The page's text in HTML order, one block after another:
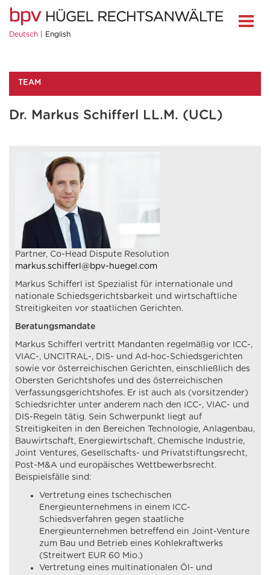
Deutsch English
TEAM
Dr. Markus Schifferl LL.M. (UCL)
Partner, Co-Head Dispute Resolution
markus.schifferl@bpv-huegel.com
Markus Schifferl ist Spezialist für internationale und
nationale Schiedsgerichtsbarkeit und wirtschaftliche
Streitigkeiten vor staatlichen Gerichten.
Beratungsmandate
Markus Schifferl vertritt Mandanten regelmäßig vor ICC-,
VIAC-, UNCITRAL-, DIS- und Ad-hoc-Schiedsgerichten
sowie vor österreichischen Gerichten, einschließlich des
Obersten Gerichtshofes und des österreichischen
Verfassungsgerichtshofes. Er ist auch als (vorsitzender)
Schiedsrichter unter anderem nach den ICC-, VIAC- und
DIS-Regeln tätig. Sein Schwerpunkt liegt auf
Streitigkeiten in den Bereichen Technologie, Anlagenbau,
Bauwirtschaft, Energiewirtschaft, Chemische Industrie,
Joint Ventures, Gesellschafts- und Privatstiftungsrecht,
Post-M&A und europäisches Wettbewerbsrecht.
Beispielsfälle sind:
Vertretung eines tschechischen
Energieunternehmens in einem ICC-
Schiedsverfahren gegen staatliche
Energieunternehmen betreffend ein Joint-Venture
zum Bau und Betrieb eines Kohlekraftwerks
(Streitwert EUR 60 Mio.)
Vertretung eines multinationalen Öl- und